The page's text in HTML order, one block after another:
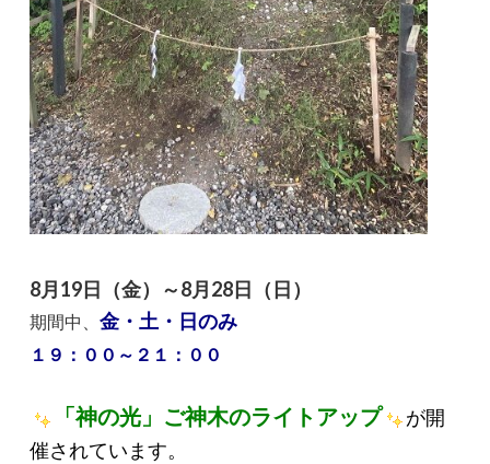
8月19日（金）～8月28日（日）
期間中、金・土・日のみ
１９：００～２１：００
「神の光」ご神木のライトアップ
が開
催されています。